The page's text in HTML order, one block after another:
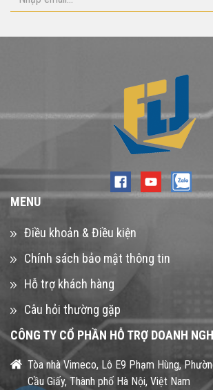
MENU
Điều khoản & Điều kiện
Chính sách bảo mật thông tin
Hỗ trợ khách hàng
Câu hỏi thường gặp
CÔNG TY CỔ PHẦN HỖ TRỢ DOANH
Tòa nhà Vimeco, Lô E9 Phạm Hùng,
Cầu Giấy, Thành phố Hà Nội, Việt Nam